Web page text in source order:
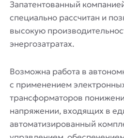
Запатентованный
специально рассчитан и
высокую
энергозатратах.
Возможна работа в
с применением
трансформаторов
напряжении, входящих в
автоматизированный